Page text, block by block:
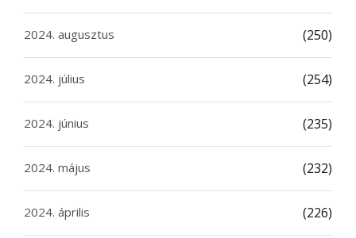
2024. augusztus (250)
2024. július (254)
2024. június (235)
2024. május (232)
2024. április (226)